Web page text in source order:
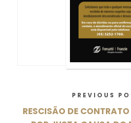
PREVIOUS
RESCISÃO DE